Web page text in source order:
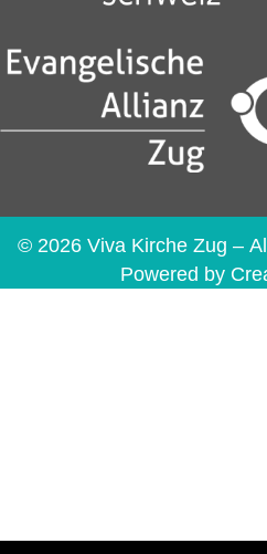
© 2026 Viva Kirche Zug –
Powered by